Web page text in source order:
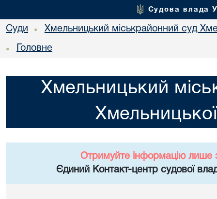
Судова влада
Суди • Хмельницький міськрайонний суд
• Головне
Хмельницький
Отримуйте інформацію лише
Єдиний Контакт-центр судової